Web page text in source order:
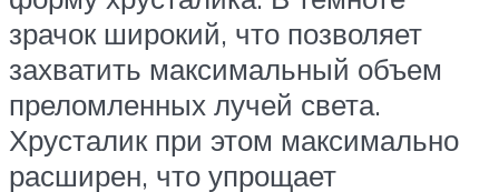
зрачок широкий, что позволяет
захватить максимальный объем
преломленных лучей света.
Хрусталик при этом максимально
расширен, что упрощает